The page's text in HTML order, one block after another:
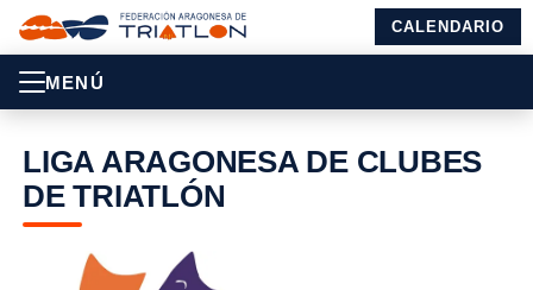
CALENDARIO
MENÚ
LIGA ARAGONESA DE CLUBES
DE TRIATLÓN